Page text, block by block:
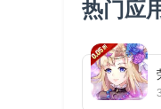
3.在转入新
当日转入
（仅以当日
热门应